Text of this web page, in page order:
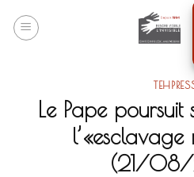
Le Pape
(21/08/